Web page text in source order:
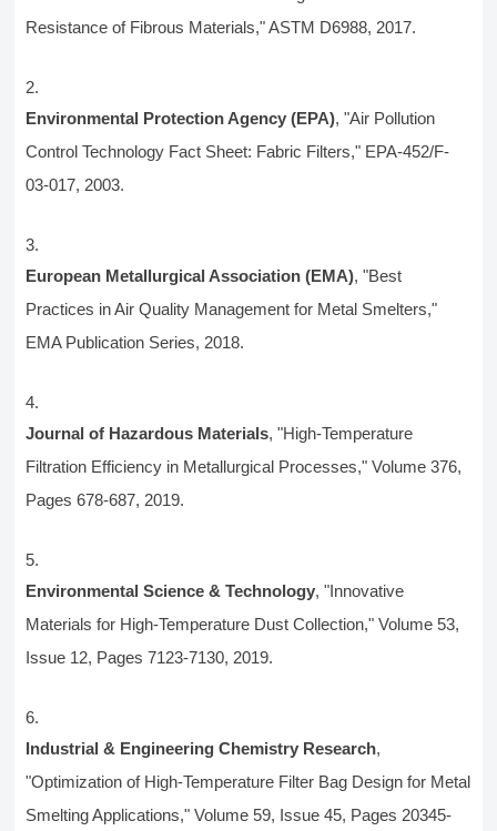
Resistance of Fibrous Materials," ASTM D6988, 2017.
Environmental Protection Agency (EPA), "Air Pollution
Control Technology Fact Sheet: Fabric Filters," EPA-452/F-
03-017, 2003.
European Metallurgical Association (EMA), "Best
Practices in Air Quality Management for Metal Smelters,"
EMA Publication Series, 2018.
Journal of Hazardous Materials, "High-Temperature
Filtration Efficiency in Metallurgical Processes," Volume 376,
Pages 678-687, 2019.
Environmental Science & Technology, "Innovative
Materials for High-Temperature Dust Collection," Volume 53,
Issue 12, Pages 7123-7130, 2019.
Industrial & Engineering Chemistry Research,
"Optimization of High-Temperature Filter Bag Design for Metal
Smelting Applications," Volume 59, Issue 45, Pages 20345-